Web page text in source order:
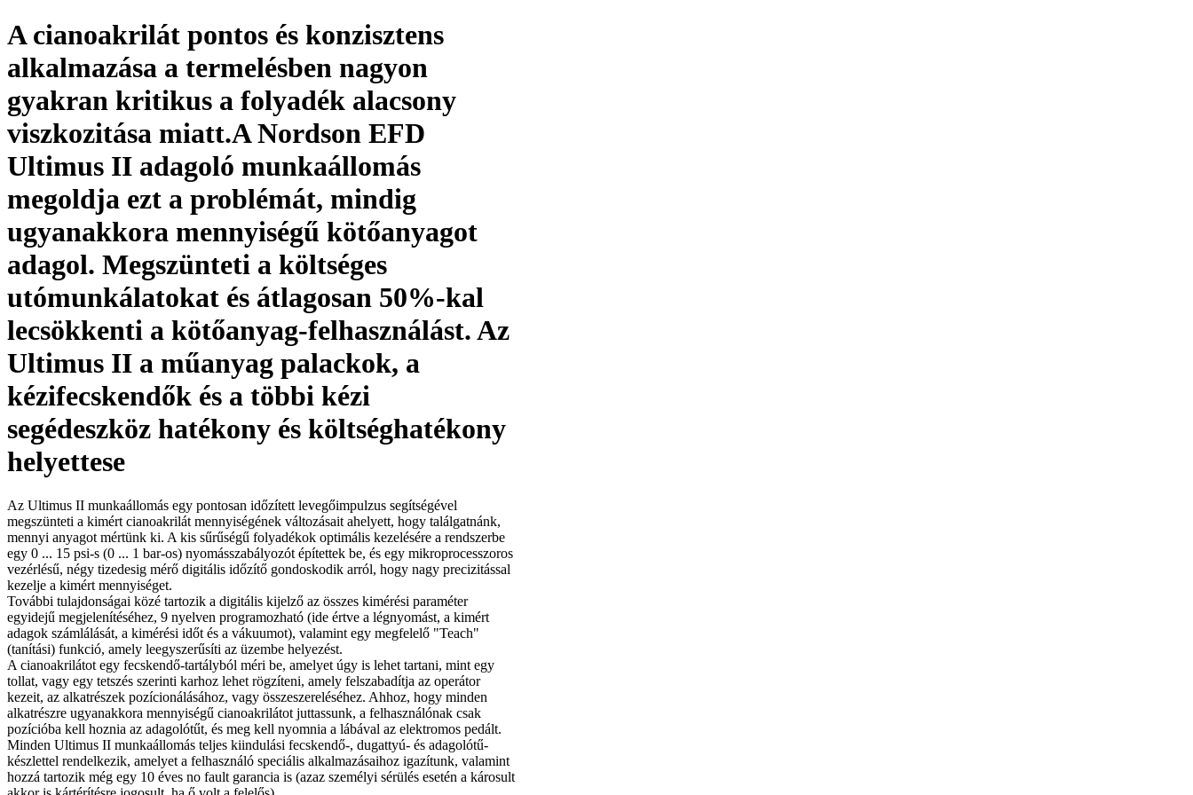
A cianoakrilát pontos és konzisztens
alkalmazása a termelésben nagyon
gyakran kritikus a folyadék alacsony
viszkozitása miatt.A Nordson EFD
Ultimus II adagoló munkaállomás
megoldja ezt a problémát, mindig
ugyanakkora mennyiségű kötőanyagot
adagol. Megszünteti a költséges
utómunkálatokat és átlagosan 50%-kal
lecsökkenti a kötőanyag-felhasználást. Az
Ultimus II a műanyag palackok, a
kézifecskendők és a többi kézi
segédeszköz hatékony és költséghatékony
helyettese
Az Ultimus II munkaállomás egy pontosan időzített levegőimpulzus segítségével
megszünteti a kimért cianoakrilát mennyiségének változásait ahelyett, hogy találgatnánk,
mennyi anyagot mértünk ki. A kis sűrűségű folyadékok optimális kezelésére a rendszerbe
egy 0 ... 15 psi-s (0 ... 1 bar-os) nyomásszabályozót építettek be, és egy mikroprocesszoros
vezérlésű, négy tizedesig mérő digitális időzítő gondoskodik arról, hogy nagy precizitással
kezelje a kimért mennyiséget.
További tulajdonságai közé tartozik a digitális kijelző az összes kimérési paraméter
egyidejű megjelenítéséhez, 9 nyelven programozható (ide értve a légnyomást, a kimért
adagok számlálását, a kimérési időt és a vákuumot), valamint egy megfelelő "Teach"
(tanítási) funkció, amely leegyszerűsíti az üzembe helyezést.
A cianoakrilátot egy fecskendő-tartályból méri be, amelyet úgy is lehet tartani, mint egy
tollat, vagy egy tetszés szerinti karhoz lehet rögzíteni, amely felszabadítja az operátor
kezeit, az alkatrészek pozícionálásához, vagy összeszereléséhez. Ahhoz, hogy minden
alkatrészre ugyanakkora mennyiségű cianoakrilátot juttassunk, a felhasználónak csak
pozícióba kell hoznia az adagolótűt, és meg kell nyomnia a lábával az elektromos pedált.
Minden Ultimus II munkaállomás teljes kiindulási fecskendő-, dugattyú- és adagolótű-
készlettel rendelkezik, amelyet a felhasználó speciális alkalmazásaihoz igazítunk, valamint
hozzá tartozik még egy 10 éves no fault garancia is (azaz személyi sérülés esetén a károsult